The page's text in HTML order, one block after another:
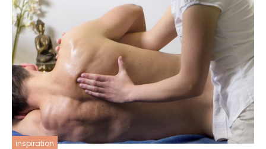
inspiration